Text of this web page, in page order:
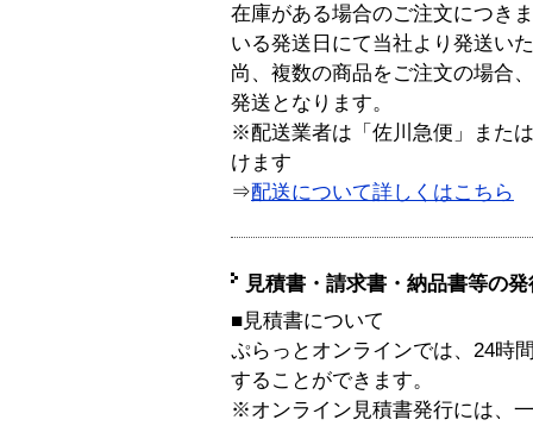
在庫がある場合のご注文につき
いる発送日にて当社より発送い
尚、複数の商品をご注文の場合
発送となります。
※配送業者は「佐川急便」また
けます
⇒配送について詳しくはこちら
見積書・請求書・納品書等の
■見積書について
ぷらっとオンラインでは、24時
することができます。
※オンライン見積書発行には、